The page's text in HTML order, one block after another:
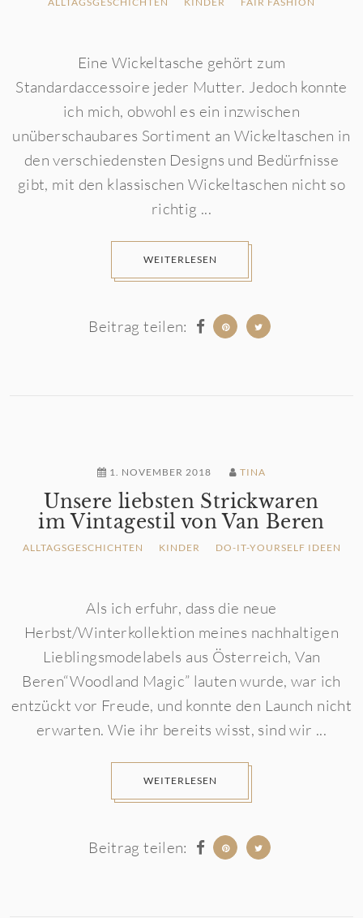
Eine Wickeltasche gehört zum
Standardaccessoire jeder Mutter. Jedoch konnte
ich mich, obwohl es ein inzwischen
unüberschaubares Sortiment an Wickeltaschen in
den verschiedensten Designs und Bedürfnisse
gibt, mit den klassischen Wickeltaschen nicht so
richtig ...
WEITERLESEN
Beitrag teilen:
1. NOVEMBER 2018 TINA
Unsere liebsten Strickwaren
im Vintagestil von Van Beren
ALLTAGSGESCHICHTEN KINDER DO-IT-YOURSELF IDEEN
Als ich erfuhr, dass die neue
Herbst/Winterkollektion meines nachhaltigen
Lieblingsmodelabels aus Österreich, Van
Beren“Woodland Magic” lauten wurde, war ich
entzückt vor Freude, und konnte den Launch nicht
erwarten. Wie ihr bereits wisst, sind wir ...
WEITERLESEN
Beitrag teilen: